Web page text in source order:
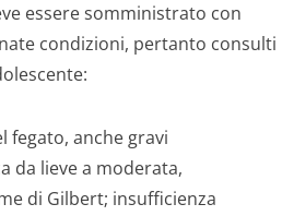
essere somministrato con
condizioni, pertanto consulti
fegato, anche gravi
da lieve a moderata,
di Gilbert; insufficienza